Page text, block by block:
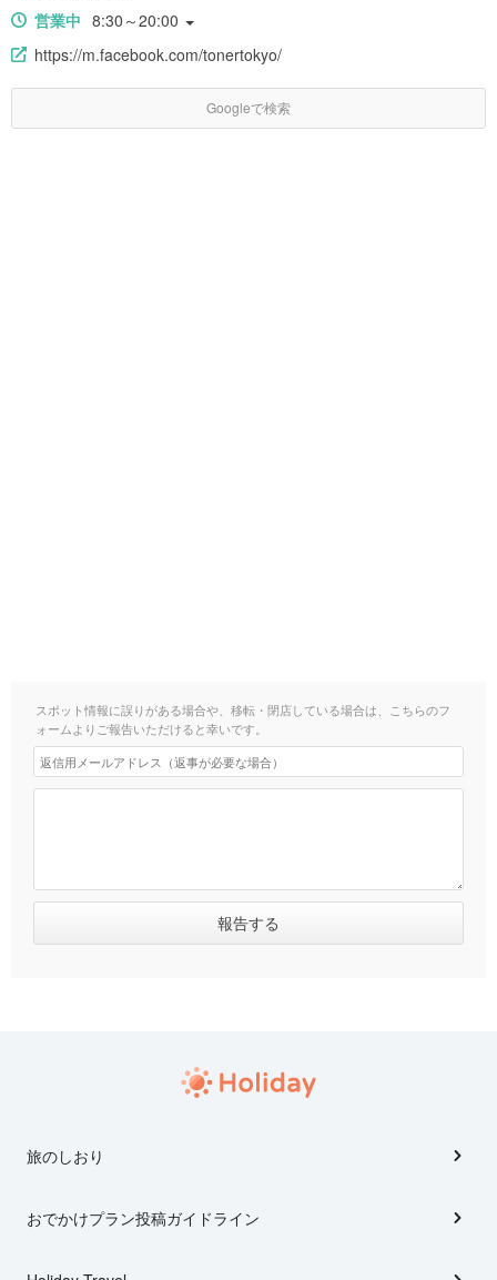
営業中 8:30～20:00
https://m.facebook.com/tonertokyo/
Googleで検索
スポット情報に誤りがある場合や、移転・閉店している場合は、こちらのフ
ォームよりご報告いただけると幸いです。
旅のしおり
おでかけプラン投稿ガイドライン